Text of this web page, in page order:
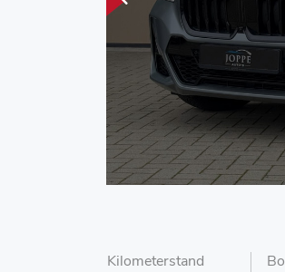
Kilometerstand